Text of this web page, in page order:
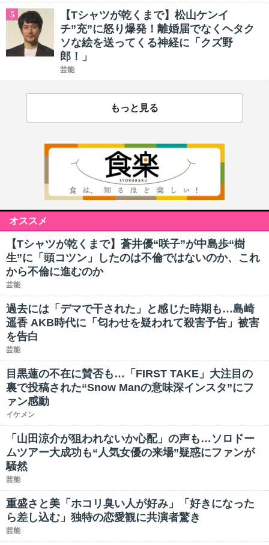
5
【Tシャツが乾くまで】松山ケンイ
チ”充”に怒り爆発！離婚届でなくヘタク
ソな絵を送ってくる神経に「クズ野
郎！」
芸能
もっと見る
オススメ
【Tシャツが乾くまで】蒼井優“咲子”が中島歩“樹
生”に「頭コツン」したのは不倫ではないのか、これ
から不倫に進むのか
芸能
過去には「デマで干された」と感じた時期も…島崎
遥香 AKB時代に「匂わせを疑われて殺害予告」被害
を告白
芸能
目黒蓮の不在に賛否も…「FIRST TAKE」大注目の
裏で投稿された“Snow Manの意味深インスタ”にフ
ァン感動
イケメン
「山田涼介が狙われないか心配」の声も…ソロドー
ムツアー大成功も“人気女優の来場”疑惑にファンが
騒然
芸能
重盛さと美「ホコリ臭い人が好み」「好きになった
ら差し込む」独特の恋愛観に共演者驚き
芸能